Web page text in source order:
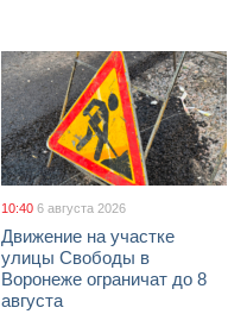
10:40 6 августа 2026
Движение на участке
улицы Свободы в
Воронеже ограничат до 8
августа